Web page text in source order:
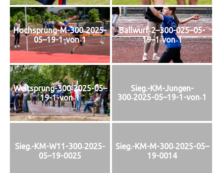
Hochsprung-M-300‑2025-
05–19-1-von‑1
Ballwurf‑2–300-025–05-
19–1‑von‑1
Weitsprung-300‑2025-05–
19-1-von‑1
Sieg.-KM-Jungen-
300‑2025-05–19-1-von‑1
Sieg.-KM-W11-300‑2025-
05–19-0025
Sieg.-KM-M-300‑2025-05–
19-0014